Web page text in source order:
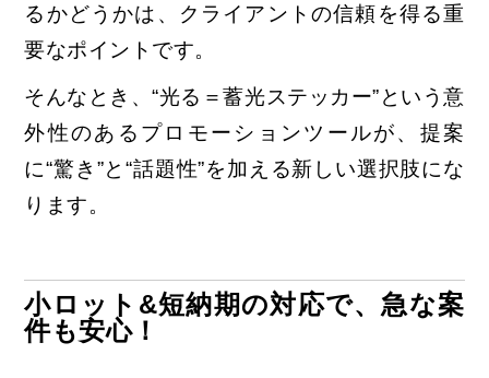
るかどうかは、クライアントの信頼を得る重
要なポイントです。
そんなとき、“光る＝蓄光ステッカー”という意
外性のあるプロモーションツールが、 提案
に“驚き”と“話題性”を加える新しい選択肢にな
ります。
小ロット&短納期の対応で、急な案
件も安心！